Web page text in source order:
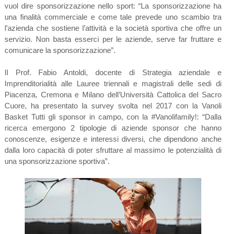
vuol dire sponsorizzazione nello sport: “La sponsorizzazione ha
una finalità commerciale e come tale prevede uno scambio tra
l’azienda che sostiene l’attività e la società sportiva che offre un
servizio. Non basta esserci per le aziende, serve far fruttare e
comunicare la sponsorizzazione”.
Il Prof. Fabio Antoldi, docente di Strategia aziendale e
Imprenditorialità alle Lauree triennali e magistrali delle sedi di
Piacenza, Cremona e Milano dell’Università Cattolica del Sacro
Cuore, ha presentato la survey svolta nel 2017 con la Vanoli
Basket Tutti gli sponsor in campo, con la #Vanolifamily!: “Dalla
ricerca emergono 2 tipologie di aziende sponsor che hanno
conoscenze, esigenze e interessi diversi, che dipendono anche
dalla loro capacità di poter sfruttare al massimo le potenzialità di
una sponsorizzazione sportiva”.